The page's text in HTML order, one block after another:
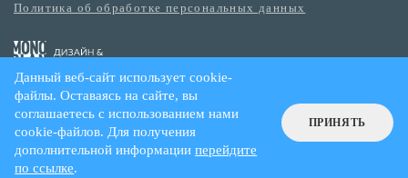
Политика об обработке персональных данных
Данный веб-сайт использует cookie-
файлы. Оставаясь на сайте, вы
соглашаетесь с использованием нами
cookie-файлов. Для получения
дополнительной информацииперейдите
по ссылке.
ПРИНЯТЬ